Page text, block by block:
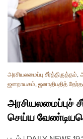
அரசியலமைப்பு சீர்த்திருத்தம்,
ஜனநாயகம், ஜனாதிபதித்
அரசியலமைப்புச்
செய்ய